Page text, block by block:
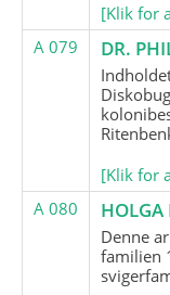
[Klik for
A 079
DR.
[Klik for
A 080
HOLGA
Denne
familien